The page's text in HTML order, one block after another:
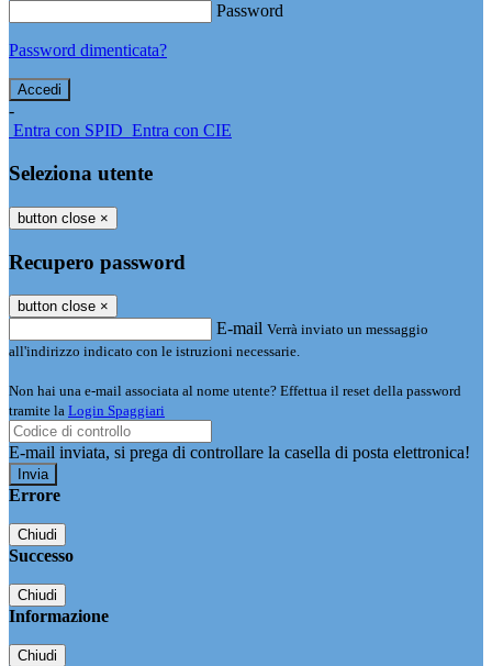
Password
Password dimenticata?
-
Entra con SPID Entra con CIE
Seleziona utente
button close ×
Recupero password
button close ×
E-mail Verrà inviato un messaggio
all'indirizzo indicato con le istruzioni necessarie.
Non hai una e-mail associata al nome utente? Effettua il reset della password
tramite la Login Spaggiari
E-mail inviata, si prega di controllare la casella di posta elettronica!
Errore
Chiudi
Successo
Chiudi
Informazione
Chiudi